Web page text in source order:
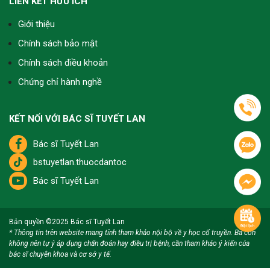
Tôi bận tối không ngâm chân được sớm, toàn
xoa bóp trước khi ngủ có còn hiệu quả không?
vẫn giúp ngủ ngon, lưu thông khí huyết tốt. Sau
dễ chịu và nghỉ ngơi sâu hơn.
Nghe nói ngâm chân với xông hơi đều tốt mà tôi
sĩ giải thích giúp tôi với ạ?
Tôi thường khuyên bà con, nếu để dưỡng sinh lâu
dài và ngủ ngon thì nên ngâm chân mỗi tối, còn
xông hơi phù hợp khi cần giải cảm, làm nhẹ người
Giới thiệu
Chính sách bảo mật
Chính sách điều khoản
Chứng chỉ hành nghề
KẾT NỐI VỚI BÁC SĨ TUYẾT LAN
Bác sĩ Tuyết Lan
bstuyetlan.thuocdantoc
Bác sĩ Tuyết Lan
Bản quyền ©2025 Bác sĩ Tuyết Lan
* Thông tin trên website mang tính tham khảo nội bộ về y học cổ truyền. Bà con
không nên tự ý áp dụng chẩn đoán hay điều trị bệnh, cần tham khảo ý kiến của
bác sĩ chuyên khoa và cơ sở y tế.